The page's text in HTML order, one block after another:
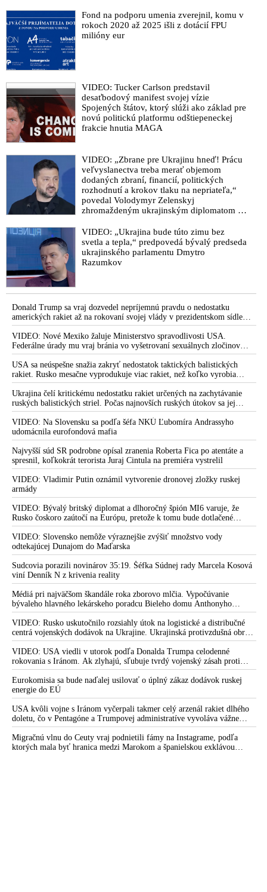
VIDEO: Z očkovania sa stal náboženský fenomén a
experiment na ľuďoch, na ktorom zarábajú ťažké miliardy
farmaceutické firmy, tvrdí analytik Mesík a zdôrazňuje
dôležitosť vitamínu D
Svobodné se obula do vlády kvůli očkování dětí
VIDEO: MUDr. Lakota: Vakcíny proti Covid-19 sú väčšie
riziko ako samotný vírus. Stali sme sa obeťami nenažraných
farmaceutických firiem
tela je čistý fašizmus. Kam sme sa to v tom zverstve a
vakcinačnom ošiali dostali? Zodpovední si pre porušovanie
Norimberského kódexu ponesú následky
VIDEO: Fínsky poslanec: Covid vakcína je maskovaný toxín a
experiment na ľuďoch porušujúci Norimberský kódex. Koľko
ľudí bude musieť zomrieť, aby sa ich zabíjanie zastavilo?
VIDEO: Odborníci: Neočkujme děti, nejsou ohrožené
covidem. Pravděpodobnější je, že se utopí
Prečo pozorujeme krvné zrazeniny u pacientov: chorých na
COVID-19(84) alebo na očkovanie proti nemu
VIDEO: MUDr. Andrej Janco: Očkovať sa nedám! Toto nie je
vakcinácia, ale skôr génová terapia
VIDEO: Dajte preč paprče od našich detí a nerobte z nich
pokusných králikov! odkazuje Blaha prezidentke Čaputovej,
Hegerovej vláde a ďalším očkovacím fanatikom
120 rakúskych lekárov sa postavilo proti očkovaniu detí proti
COVIDu
MUDr. Ján Lakota o veľkom probléme v podobe RNA
prepisovania do DNA človeka: Očkovanie ľudí mRNA
vakcínami proti SARS-COV-19 je potrebné okamžite zastaviť!
VIDEO: Covid očkování: Zločin proti lidskosti, který porušuje
Norimberský kodex
Smrtiace vakcíny pokračujú v zabíjaní Slovákov: ŠÚKL
potvrdila ďalšie úmrtie po očkovaní
VIDEO: Fico vyzval okamžite zastaviť očkovanie detí.
Čaputovú, členov Hegerovej vlády, poslancov vládnej koalície
a médiá označil za agentov farmaceutických firiem
VIDEO: Dr. Bukovský o zastrašovacej kampani za očkovanie
detí alebo čo vie vedenie slovenských pediatrov a profesor
pediatrie z Tufts University nie?
Vážení rodičia, toto si musíte prečítať. Ide o deti a
pokračovanie Vášho rodu. Myslite a myslite kriticky!
Lekár a infektológ Sabaka a jeho cynické vyjadrenie o smrti
mladej mamičky z Nitry po druhej dávke očkovania: „Vakcína
ju nezabila, pretože tá nepredstavuje riziko. Tí, čo umreli, by
umreli aj tak!“
VIDEO: Dr. Peter McCullough – Rizika covid vakcín & Proč
by se očkování mělo zastavit
Po vakcíne Pfizer zomrela mladá úradníčka nitrianskej radnice
JUDr. Weis: Vakcíny proti Covid-19 sú experimentálnou
génovou terapiou. Testovanie ľudí spadá pod Norimberský
etický kódex a dáva právny základ pre stíhanie za zločiny proti
Fond na podporu umenia zverejnil, komu v
rokoch 2020 až 2025 išli z dotácií FPU
milióny eur
VIDEO: Tucker Carlson predstavil
desaťbodový manifest svojej vízie
Spojených štátov, ktorý slúži ako základ pre
novú politickú platformu odštiepeneckej
frakcie hnutia MAGA
VIDEO: „Zbrane pre Ukrajinu hneď! Prácu
veľvyslanectva treba merať objemom
dodaných zbraní, financií, politických
rozhodnutí a krokov tlaku na nepriateľa,“
povedal Volodymyr Zelenskyj
zhromaždeným ukrajinským diplomatom v
že USA Ukrajine nedodajú protiraketové
systémy Patriot
VIDEO: „Ukrajina bude túto zimu bez
svetla a tepla,“ predpovedá bývalý predseda
ukrajinského parlamentu Dmytro
Razumkov
Donald Trump sa vraj dozvedel nepríjemnú pravdu o nedostatku
amerických rakiet až na rokovaní svojej vlády v prezidentskom sídle
Camp David v Marylande, a preto musel odložiť plánované útoky na
Irán. Prezident USA sa pre to údajne pohádal so šéfom Pentagónu, lebo
bol presvedčený o opaku
VIDEO: Nové Mexiko žaluje Ministerstvo spravodlivosti USA.
Federálne úrady mu vraj bránia vo vyšetrovaní sexuálnych zločinov
organizátora pedofilnej siete Jeffreyho Epsteina. Ten mal nariadiť, aby
dve dievčatá zo zahraničia, ktoré boli uškrtené počas drsného
fetišistického sexu, pochovali v blízkosti jeho ranča v tomto americkom
štáte
USA sa neúspešne snažia zakryť nedostatok taktických balistických
rakiet. Rusko mesačne vyprodukuje viac rakiet, než koľko vyrobia
všetci producenti systémov Patriot dohromady
Ukrajina čelí kritickému nedostatku rakiet určených na zachytávanie
ruských balistických striel. Počas najnovších ruských útokov sa jej
nepodarilo zostreliť ani jednu. Volodymyr Zelenskyj sa v zúfalstve snaží
prostredníctvom NATO zabezpečiť ich dodávky
VIDEO: Na Slovensku sa podľa šéfa NKÚ Ľubomíra Andrassyho
udomácnila eurofondová mafia
Najvyšší súd SR podrobne opísal zranenia Roberta Fica po atentáte a
spresnil, koľkokrát terorista Juraj Cintula na premiéra vystrelil
VIDEO: Vladimir Putin oznámil vytvorenie dronovej zložky ruskej
armády
VIDEO: Bývalý britský diplomat a dlhoročný špión MI6 varuje, že
Rusko čoskoro zaútočí na Európu, pretože k tomu bude dotlačené
rovnako, ako bolo dotlačené k invázii na Ukrajinu v roku 2022.
Zelenskyj medzitým v Kyjeve naliehal na zhromaždených diplomatov,
aby vo svete zháňali energie pre Ukrajinu na zimu. Putin vraj bude
mobilizovať a vojna sa do zimy pravdepodobne neskončí
VIDEO: Slovensko nemôže výraznejšie zvýšiť množstvo vody
odtekajúcej Dunajom do Maďarska
Sudcovia porazili novinárov 35:19. Šéfka Súdnej rady Marcela Kosová
viní Denník N z krivenia reality
Médiá pri najväčšom škandále roka zborovo mlčia. Vypočúvanie
bývaleho hlavného lekárskeho poradcu Bieleho domu Anthonyho
Fauciho pred výborom amerického Senátu väčšina médií ignorovala
VIDEO: Rusko uskutočnilo rozsiahly útok na logistické a distribučné
centrá vojenských dodávok na Ukrajine. Ukrajinská protivzdušná obrana
nedokázala počas ničivého nočného útoku na Kyjev a jeho okolie
zachytiť ani jednu ruskú raketu
VIDEO: USA viedli v utorok podľa Donalda Trumpa celodenné
rokovania s Iránom. Ak zlyhajú, sľubuje tvrdý vojenský zásah proti
Teheránu
Eurokomisia sa bude naďalej usilovať o úplný zákaz dodávok ruskej
energie do EÚ
USA kvôli vojne s Iránom vyčerpali takmer celý arzenál rakiet dlhého
doletu, čo v Pentagóne a Trumpovej administratíve vyvoláva vážne
obavy o bojaschopnosť americkej armády v prípade vypuknutia
konfliktu s Čínou alebo Ruskom
Migračnú vlnu do Ceuty vraj podnietili fámy na Instagrame, podľa
ktorých mala byť hranica medzi Marokom a španielskou exklávou